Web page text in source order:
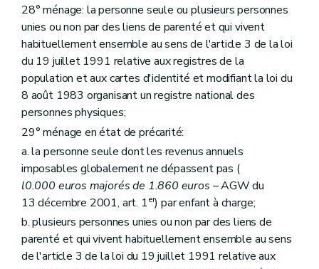
Sous-section 7 Du personnel
Art. 159
Sous-section 8
Du contrôle des recettes et des dépenses
Art. 159bis
Art. 160
Art. 161
Section 2bis Des contrats d'objectifs
Art. 162
Section 3 De la tutelle administrative
Sous-section première
Art. 163
Art. 164
Art. 165
Sous-section premièrebis
De la réalisation d'audits
Art. 165bis
Sous-section 2 Du commissaire
Art. 166
Art. 167
Art. 168
28° ménage: la personne seule ou plusieurs personnes
unies ou non par des liens de parenté et qui vivent
habituellement ensemble au sens de l'article 3 de la loi
du 19 juillet 1991 relative aux registres de la
population et aux cartes d'identité et modifiant la loi du
8 août 1983 organisant un registre national des
personnes physiques;
29° ménage en état de précarité:
a. la personne seule dont les revenus annuels
imposables globalement ne dépassent pas (
l0.000 euros majorés de 1.860 euros – AGW du
13 décembre 2001, art. 1er) par enfant à charge;
b. plusieurs personnes unies ou non par des liens de
parenté et qui vivent habituellement ensemble au sens
de l'article 3 de la loi du 19 juillet 1991 relative aux